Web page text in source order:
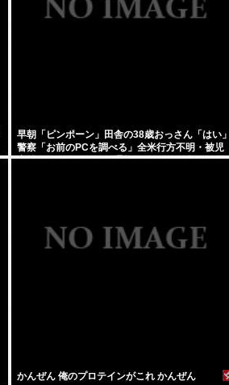
早朝「ピンポーン」田舎の38歳おっさん「はい」
警察「お前のPCを調べる」全米行方不明・被児
童搾取センターからの通報により児ホ゜画像を発
かんぜん 俺のプロテインがこれ かんぜん